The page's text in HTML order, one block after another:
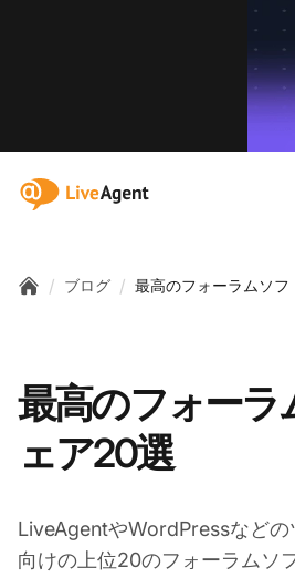
:site.title
/ ブログ / 最高のフォーラムソ
最高のフォーラ
ェア20選
LiveAgentやWordPressなど
向けの上位20のフォーラムソ